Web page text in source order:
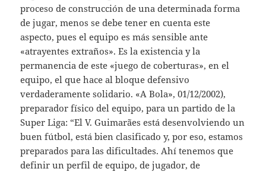
proceso de construcción de una determinada forma
de jugar, menos se debe tener en cuenta este
aspecto, pues el equipo es más sensible ante
«atrayentes extraños». Es la existencia y la
permanencia de este «juego de coberturas», en el
equipo, el que hace al bloque defensivo
verdaderamente solidario. «A Bola», 01/12/2002),
preparador físico del equipo, para un partido de la
Super Liga: “El V. Guimarães está desenvolviendo un
buen fútbol, está bien clasificado y, por eso, estamos
preparados para las dificultades. Ahí tenemos que
definir un perfil de equipo, de jugador, de